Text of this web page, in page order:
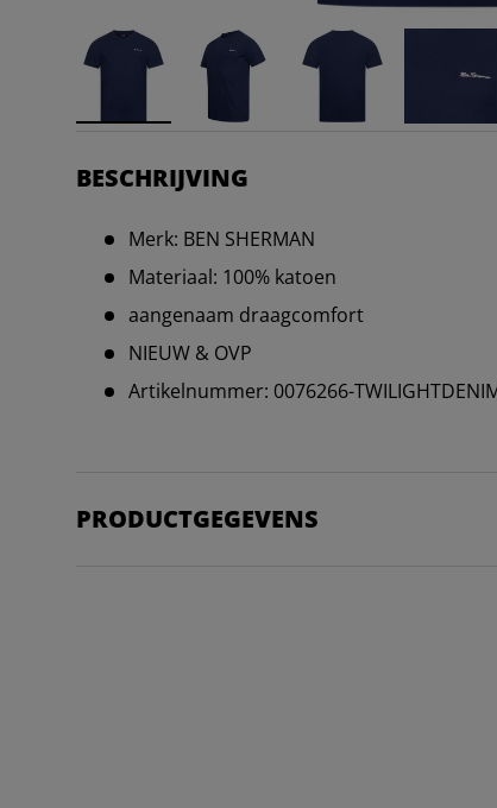
BESCHRIJVING
Merk: BEN SHERMAN
Materiaal: 100% katoen
aangenaam draagcomfort
NIEUW & OVP
Artikelnummer: 0076266-
PRODUCTGEGEVENS